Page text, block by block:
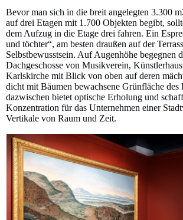
Bevor man sich in die breit angelegten 3.300
auf drei Etagen mit 1.700 Objekten begibt,
dem Aufzug in die Etage drei fahren. Ein
und töchter“, am besten draußen auf der
Selbstbewusstsein. Auf Augenhöhe begegnen
Dachgeschosse von Musikverein,
Karlskirche mit Blick von oben auf deren
dicht mit Bäumen bewachsene Grünfläche des
dazwischen bietet optische Erholung und
Konzentration für das Unternehmen einer
Vertikale von Raum und Zeit.